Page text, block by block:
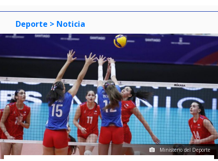
Deporte > Noticia
Ministerio del Deporte